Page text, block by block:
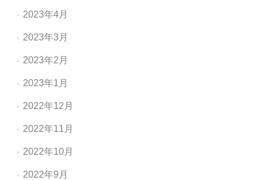
2023年4月
2023年3月
2023年2月
2023年1月
2022年12月
2022年11月
2022年10月
2022年9月